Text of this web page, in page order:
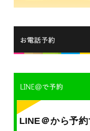
LINE＠から予